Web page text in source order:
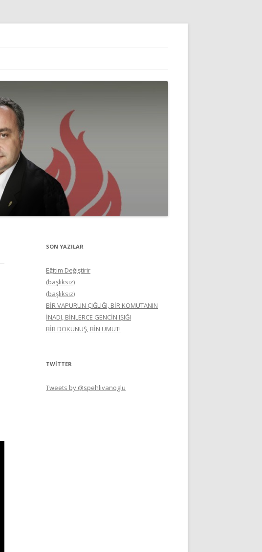
SON YAZILAR
Eğitim Değiştirir
(başlıksız)
(başlıksız)
BİR VAPURUN ÇIĞLIĞI, BİR KOMUTANIN
İNADI, BİNLERCE GENCİN IŞIĞI
BİR DOKUNUŞ, BİN UMUT!
TWITTER
Tweets by @spehlivanoglu